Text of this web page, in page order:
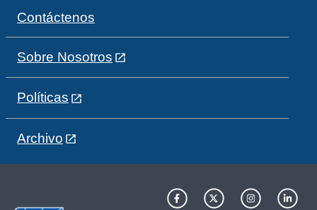
Contáctenos
Sobre Nosotros
Políticas
Archivo